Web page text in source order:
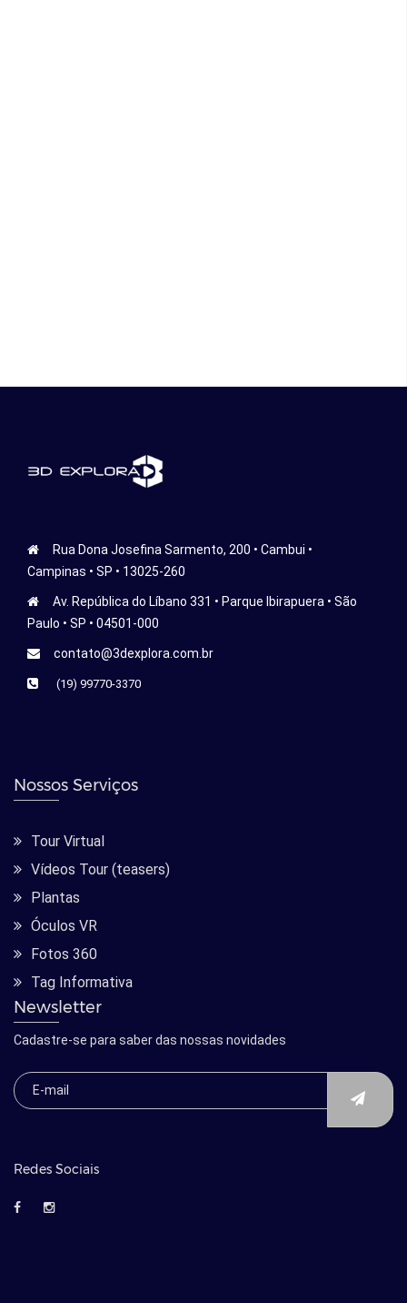
Rua Dona Josefina Sarmento, 200 • Cambui •
Campinas • SP • 13025-260
Av. República do Líbano 331 • Parque Ibirapuera • São
Paulo • SP • 04501-000
contato@3dexplora.com.br
(19) 99770-3370
Nossos Serviços
Tour Virtual
Vídeos Tour (teasers)
Plantas
Óculos VR
Fotos 360
Tag Informativa
Newsletter
Cadastre-se para saber das nossas novidades
Redes Sociais